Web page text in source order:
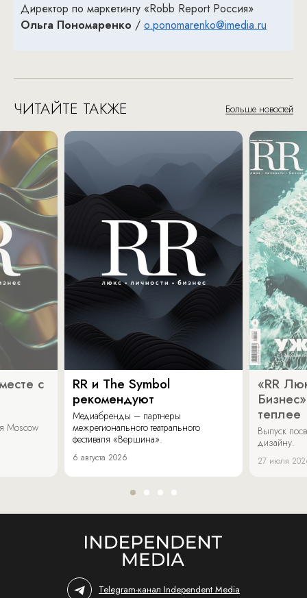
Директор по маркетингу «Robb Report Россия»
Ольга Пономаренко / o.ponomarenko@imedia.ru
ЧИТАЙТЕ ТАКЖЕ Больше новостей
с
Moscow
RR и The Symbol
рекомендуют
Медиабренды – партнеры
межрегионального театрального
фестиваля «Вершина».
6 августа 2026
«RR
теплее
Выпуск
дизайну.
27 июля
Telegram-канал Independent Media